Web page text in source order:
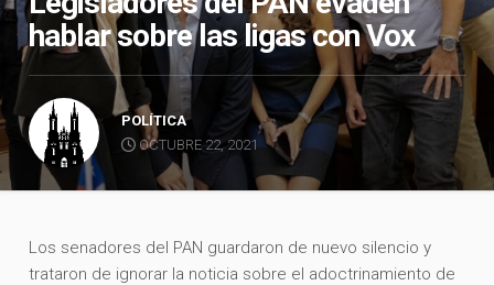
hablar sobre las ligas con Vox
POLÍTICA
OCTUBRE 22, 2021
Los senadores del PAN guardaron de nuevo silencio y
trataron de ignorar la noticia sobre el adoctrinamiento de